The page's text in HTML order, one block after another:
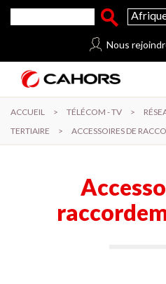
Aller au contenu principal
Formulaire de recherche
Rechercher
Nous
ACCUEIL > TÉLÉCOM - TV >
TERTIAIRE
> ACCESSOIRES DE